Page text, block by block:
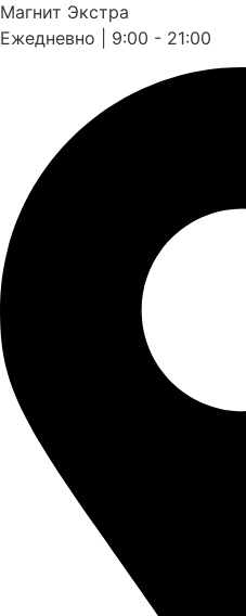
Магнит Экстра
Ежедневно | 9:00 - 21:00